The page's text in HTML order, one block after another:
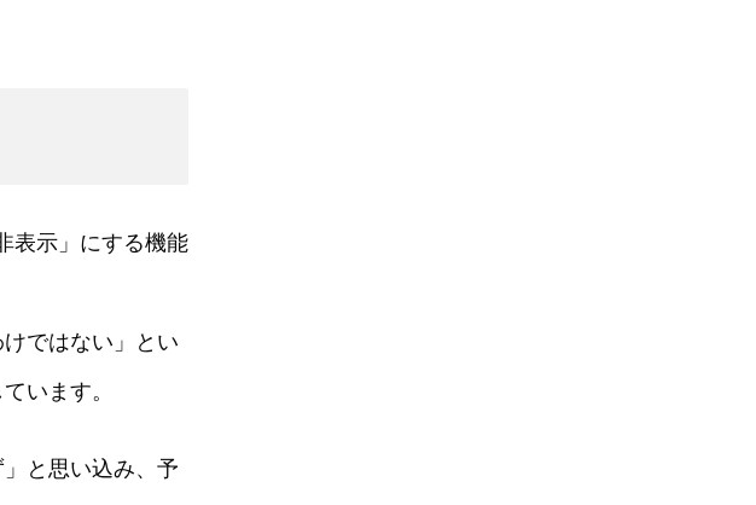
表示」にする機能
ではない」とい
います。
と思い込み、予